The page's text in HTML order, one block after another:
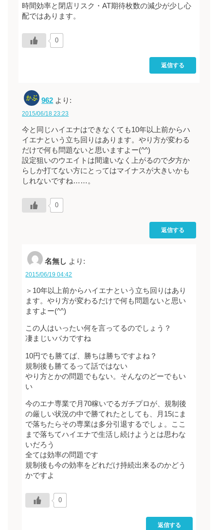
時間効率と閉店リスク・AT期待枚数の減少が少し心
配ではあります。
0
返信する
962 より:
2015/06/18 23:23
今と同じハイエナはできなくても10年以上前からハ
イエナという立ち回りはあります。やり方が変わる
だけで何も問題ないと思いますよー(^^)
設定狙いのウエイトは間違いなく上がるので夕方か
らしか打てない方にとってはマイナスが大きいかも
しれないですね……。
0
返信する
名無し より:
2015/06/19 04:42
＞10年以上前からハイエナという立ち回りはあり
ます。やり方が変わるだけで何も問題ないと思い
ますよー(^^)
この人はいったい何を言ってるのでしょう？
凄まじいバカですね
10円でも勝てば、勝ちは勝ちですよね？
規制後も勝てるって話ではない
やり方とかの問題でもない。そんなのどーでもい
い
今のエナ専業で月70稼いでるガチプロが、規制後
の厳しい状況の中で勝てれたとしても、月15にま
で落ちたらその専業は多分引退するでしょ。ここ
まで落ちてハイエナで生活し続けようとは思わな
いだろう
全ては効率の問題です
規制後も今の効率をどれだけ持続出来るのかどう
かですよ
0
返信する